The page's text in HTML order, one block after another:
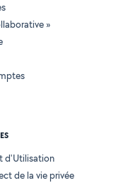
»
d'Utilisation
de la vie privée